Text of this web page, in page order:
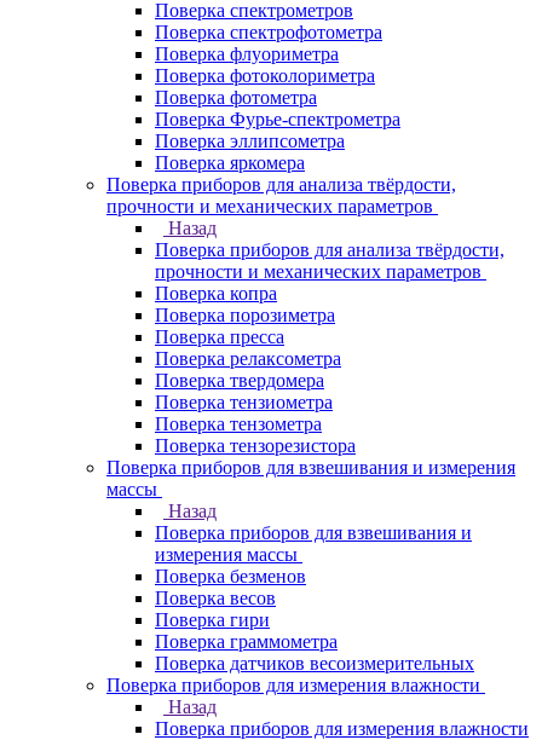
Поверка спектрометров
Поверка спектрофотометра
Поверка флуориметра
Поверка фотоколориметра
Поверка фотометра
Поверка Фурье-спектрометра
Поверка эллипсометра
Поверка яркомера
Поверка приборов для анализа твёрдости,
прочности и механических параметров
Назад
Поверка приборов для анализа твёрдости,
прочности и механических параметров
Поверка копра
Поверка порозиметра
Поверка пресса
Поверка релаксометра
Поверка твердомера
Поверка тензиометра
Поверка тензометра
Поверка тензорезистора
Поверка приборов для взвешивания и измерения
массы
Назад
Поверка приборов для взвешивания и
измерения массы
Поверка безменов
Поверка весов
Поверка гири
Поверка граммометра
Поверка датчиков весоизмерительных
Поверка приборов для измерения влажности
Назад
Поверка приборов для измерения влажности